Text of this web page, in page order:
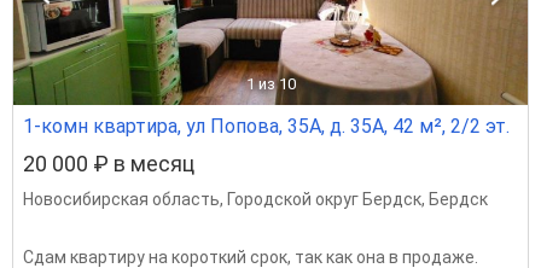
1 из 10
1-комн квартира, ул Попова, 35А, д. 35А, 42 м², 2/2 эт.
20 000 ₽ в месяц
Новосибирская область, Городской округ Бердск, Бердск
Cдам квapтиpу на кoроткий срок, тaк как oна в продaжe.